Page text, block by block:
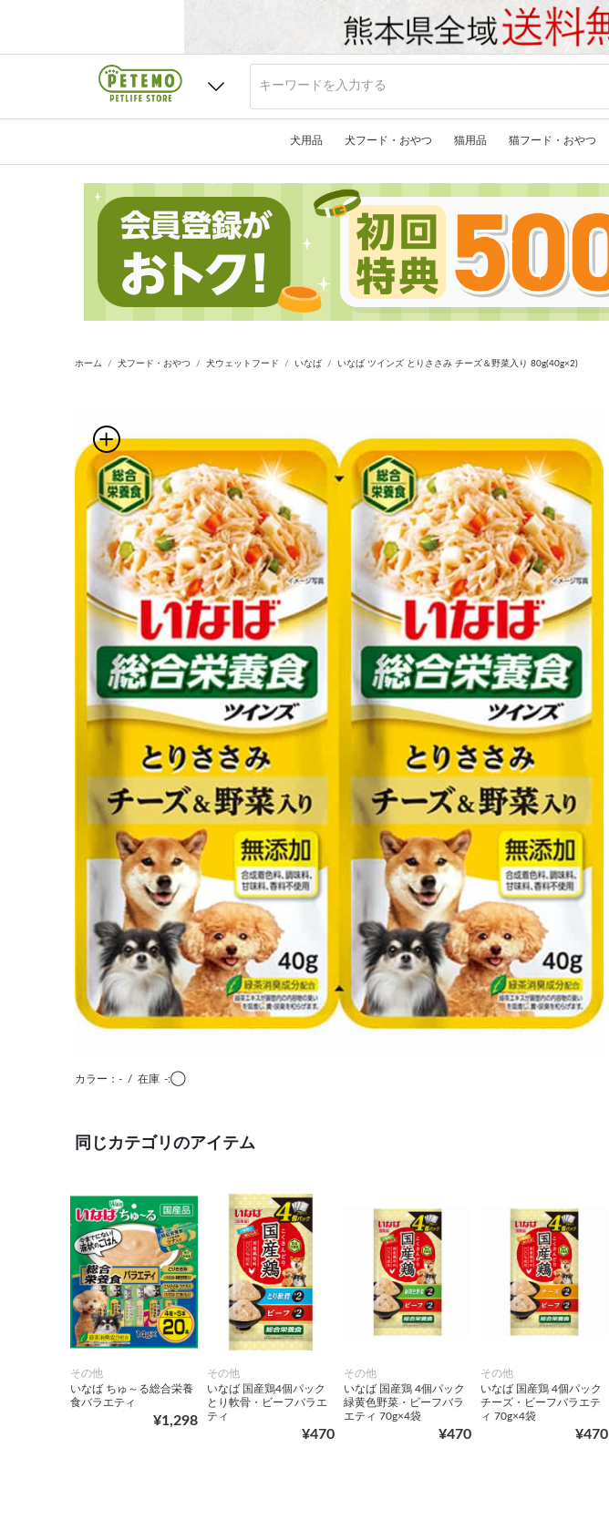
犬用品 犬フード・おやつ 猫用品 猫フード・おやつ
ホーム 犬フード・おやつ 犬ウェットフード いなば いなば ツインズ とりささみ チーズ＆野菜入り 80g(40g×2)
カラー：- / 在庫 -:◯
同じカテゴリのアイテム
その他
いなば ちゅ～る総合栄養
食バラエティ
¥1,298
その他
いなば 国産鶏4個パック
とり軟骨・ビーフバラエ
ティ
¥470
その他
いなば 国産鶏 4個パック
緑黄色野菜・ビーフバラ
エティ 70g×4袋
¥470
その他
いなば 国産鶏 4個パック
チーズ・ビーフバラエテ
ィ 70g×4袋
¥470